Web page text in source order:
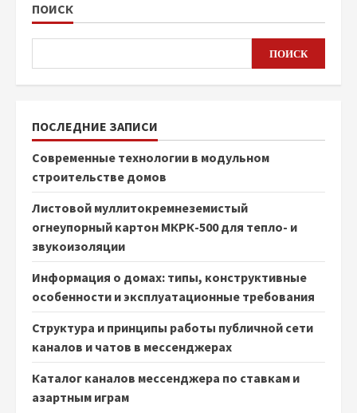
ПОИСК
ПОИСК
ПОСЛЕДНИЕ ЗАПИСИ
Современные технологии в модульном
строительстве домов
Листовой муллитокремнеземистый
огнеупорный картон МКРК-500 для тепло- и
звукоизоляции
Информация о домах: типы, конструктивные
особенности и эксплуатационные требования
Структура и принципы работы публичной сети
каналов и чатов в мессенджерах
Каталог каналов мессенджера по ставкам и
азартным играм